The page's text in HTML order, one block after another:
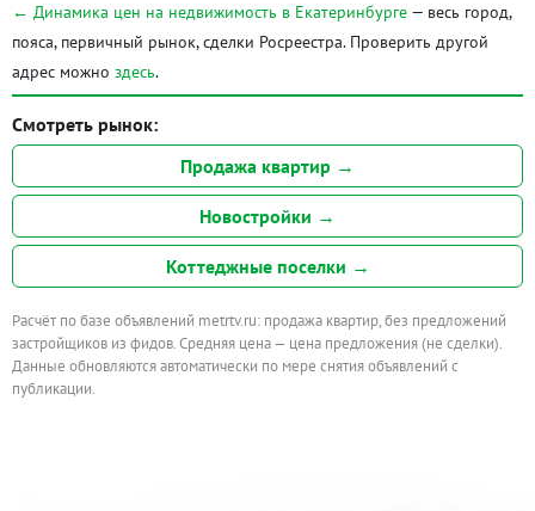
← Динамика цен на недвижимость в Екатеринбурге — весь город,
пояса, первичный рынок, сделки Росреестра. Проверить другой
адрес можно здесь.
Смотреть рынок:
Продажа квартир →
Новостройки →
Коттеджные поселки →
Расчёт по базе объявлений metrtv.ru: продажа квартир, без предложений
застройщиков из фидов. Средняя цена — цена предложения (не сделки).
Данные обновляются автоматически по мере снятия объявлений с
публикации.